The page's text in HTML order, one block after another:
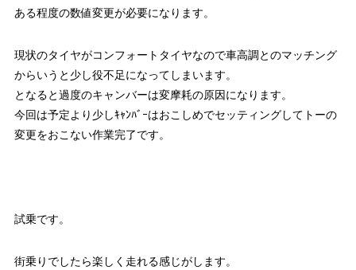
ある程度の数値変更が必要になります。
現状のタイヤがコンフォートタイヤなので車高調とのマッチング
からいうと少し役不足になってしまいます。
となると過度のキャンバーは変摩耗の原因になります。
今回は予定より少しｷｬﾝﾊﾞｰはおこしめでセッティングしてトーの
変更をおこない作業完了です。
試乗です。
街乗りでしたら楽しく走れる感じがします。